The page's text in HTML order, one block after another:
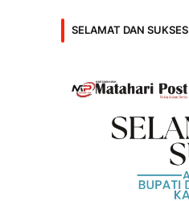
SELAMAT DAN SUKSES